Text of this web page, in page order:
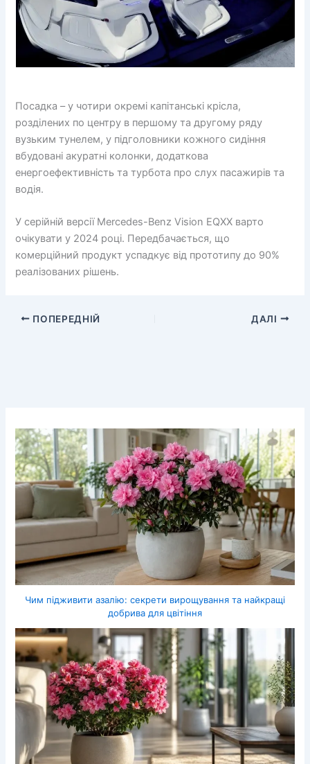
Посадка – у чотири окремі капітанські крісла,
розділених по центру в першому та другому ряду
вузьким тунелем, у підголовники кожного сидіння
вбудовані акуратні колонки, додаткова
енергоефективність та турбота про слух пасажирів та
водія.
У серійній версії Mercedes-Benz Vision EQXX варто
очікувати у 2024 році. Передбачається, що
комерційний продукт успадкує від прототипу до 90%
реалізованих рішень.
ПОПЕРЕДНІЙ ДАЛІ
Чим підживити азалію: секрети вирощування та найкращі
добрива для цвітіння